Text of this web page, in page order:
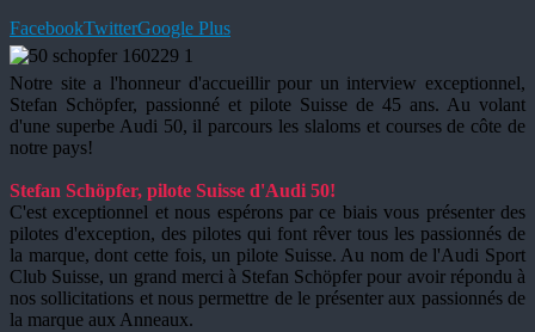
FacebookTwitterGoogle Plus
Notre site a l'honneur d'accueillir pour un interview exceptionnel,
Stefan Schöpfer, passionné et pilote Suisse de 45 ans. Au volant
d'une superbe Audi 50, il parcours les slaloms et courses de côte de
notre pays!
Stefan Schöpfer, pilote Suisse d'Audi 50!
C'est exceptionnel et nous espérons par ce biais vous présenter des
pilotes d'exception, des pilotes qui font rêver tous les passionnés de
la marque, dont cette fois, un pilote Suisse. Au nom de l'Audi Sport
Club Suisse, un grand merci à Stefan Schöpfer pour avoir répondu à
nos sollicitations et nous permettre de le présenter aux passionnés de
la marque aux Anneaux.